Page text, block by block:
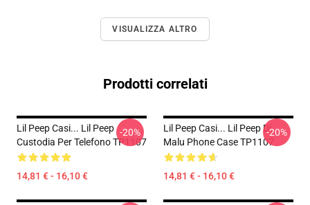
VISUALIZZA ALTRO
Prodotti correlati
Lil Peep Casi... Lil Peep
Custodia Per Telefono TP1107
14,81 € - 16,10 €
-20%
Lil Peep Casi... Lil Peep Di
Malu Phone Case TP1107
14,81 € - 16,10 €
-20%